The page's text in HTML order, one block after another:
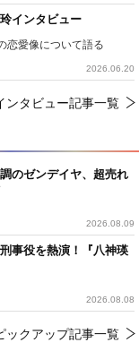
のゼンデイヤ、超売れ
2026.08.09
事役を熱演！『八神瑛
2026.08.08
ックアップ記事一覧
インタビュー
恋愛像について語る
2026.06.20
ンタビュー記事一覧